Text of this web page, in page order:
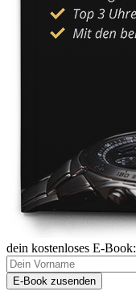
dein kostenloses E-Book: